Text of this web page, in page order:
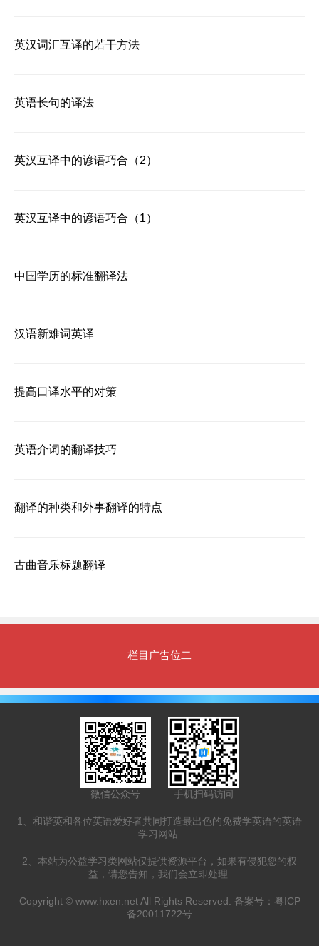
英汉词汇互译的若干方法
英语长句的译法
英汉互译中的谚语巧合（2）
英汉互译中的谚语巧合（1）
中国学历的标准翻译法
汉语新难词英译
提高口译水平的对策
英语介词的翻译技巧
翻译的种类和外事翻译的特点
古曲音乐标题翻译
栏目广告位二
微信公众号 手机扫码访问
1、和谐英和各位英语爱好者共同打造最出色的免费学英语的英语
学习网站.
2、本站为公益学习类网站仅提供资源平台，如果有侵犯您的权
益，请您告知，我们会立即处理.
Copyright © www.hxen.netAll Rights Reserved. 备案号： 粤ICP
备20011722号